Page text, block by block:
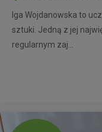
Iga Wojdanowska to
sztuki. Jedną z jej
regularnym zaj...